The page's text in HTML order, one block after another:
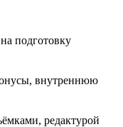
подготовку
внутреннюю
редактурой